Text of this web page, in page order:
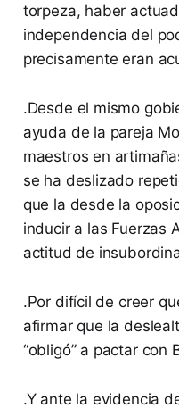
torpeza, haber
independencia del
precisamente eran
.Desde el mismo
ayuda de la pareja
maestros en
se ha deslizado
que la desde la
inducir a las Fuerzas
actitud de
.Por difícil de creer
afirmar que la
“obligó” a pactar con
.Y ante la evidencia